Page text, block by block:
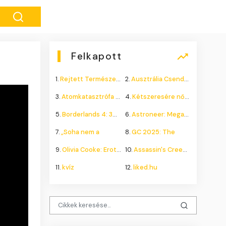
Felkapott
1.Rejtett Természeti Csoda 2.Ausztrália Csendes Összeomlása
3.Atomkatasztrófa 1985: A 4.Kétszeresére nőhet a
5.Borderlands 4: 300.000+ 6.Astroneer: Megatech DLC
7.„Soha nem a 8.GC 2025: The
9.Olivia Cooke: Erotikus 10.Assassin's Creed Shadows
11.kvíz 12.liked.hu